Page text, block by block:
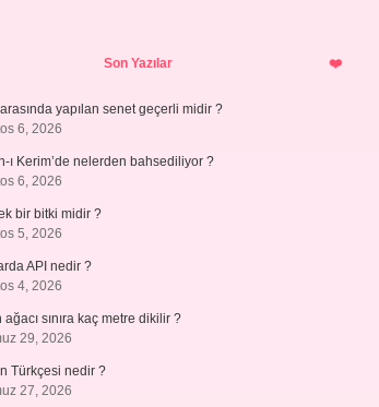
Son Yazılar
yapılan senet geçerli midir ?
6, 2026
ı Kerim’de nelerden bahsediliyor ?
6, 2026
bir bitki midir ?
5, 2026
API nedir ?
4, 2026
ağacı sınıra kaç metre dikilir ?
29, 2026
Türkçesi nedir ?
27, 2026